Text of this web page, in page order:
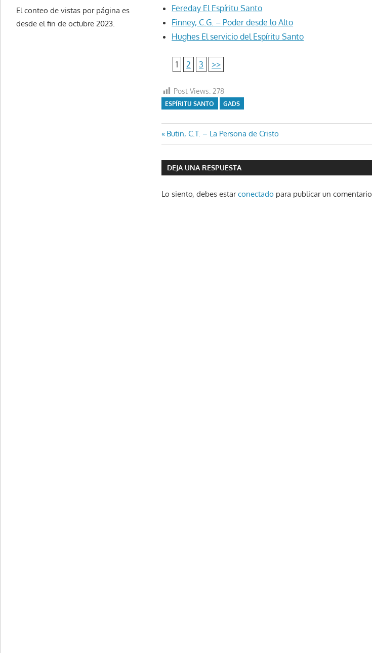
Fereday El Espíritu Santo
Finney, C.G. – Poder desde lo Alto
Hughes El servicio del Espíritu Santo
1 2 3 >>
Post Views: 278
ESPÍRITU SANTO GADS
Navegación
de
entradas
Entrada
anterior:
Butin, C.T. – La Persona de Cristo
DEJA UNA RESPUESTA
Lo siento, debes estarconectado para publicar un comentario.
El conteo de vistas por página es
desde el fin de octubre 2023.